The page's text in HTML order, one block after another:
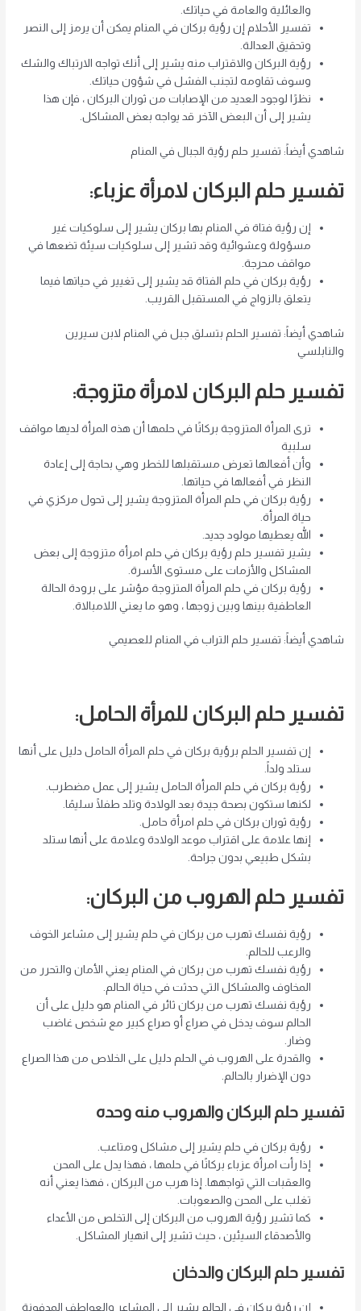
والعائلية والعامة في حياتك.
تفسير الأحلام إن رؤية بركان في المنام يمكن أن يرمز إلى النصر
وتحقيق العدالة.
رؤية البركان والاقتراب منه يشير إلى أنك تواجه الارتباك والشك
وسوف تقاومه لتجنب الفشل في شؤون حياتك.
نظرًا لوجود العديد من الإصابات من ثوران البركان ، فإن هذا
يشير إلى أن البعض الآخر قد يواجه بعض المشاكل.
شاهدي أيضاً: تفسير حلم رؤية الجبال في المنام
تفسير حلم البركان لامرأة عزباء:
إن رؤية فتاة في المنام بها بركان يشير إلى سلوكيات غير
مسؤولة وعشوائية وقد تشير إلى سلوكيات سيئة تضعها في
مواقف محرجة.
رؤية بركان في حلم الفتاة قد يشير إلى تغيير في حياتها فيما
يتعلق بالزواج في المستقبل القريب.
شاهدي أيضاً: تفسير الحلم بتسلق جبل في المنام لابن سيرين
والنابلسي
تفسير حلم البركان لامرأة متزوجة:
ترى المرأة المتزوجة بركانًا في حلمها أن هذه المرأة لديها مواقف
سلبية
وأن أفعالها تعرض مستقبلها للخطر وهي بحاجة إلى إعادة
النظر في أفعالها في حياتها.
رؤية بركان في حلم المرأة المتزوجة يشير إلى تحول مركزي في
حياة المرأة.
الله يعطيها مولود جديد.
يشير تفسير حلم رؤية بركان في حلم امرأة متزوجة إلى بعض
المشاكل والأزمات على مستوى الأسرة.
رؤية بركان في حلم المرأة المتزوجة مؤشر على برودة الحالة
العاطفية بينها وبين زوجها ، وهو ما يعني اللامبالاة.
شاهدي أيضاً: تفسير حلم التراب في المنام للعصيمي
تفسير حلم البركان للمرأة الحامل:
إن تفسير الحلم برؤية بركان في حلم المرأة الحامل دليل على أنها
ستلد ولداً.
رؤية بركان في حلم المرأة الحامل يشير إلى عمل مضطرب.
لكنها ستكون بصحة جيدة بعد الولادة وتلد طفلًا سليمًا.
رؤية ثوران بركان في حلم امرأة حامل.
إنها علامة على اقتراب موعد الولادة وعلامة على أنها ستلد
بشكل طبيعي بدون جراحة.
تفسير حلم الهروب من البركان:
رؤية نفسك تهرب من بركان في حلم يشير إلى مشاعر الخوف
والرعب للحالم.
رؤية نفسك تهرب من بركان في المنام يعني الأمان والتحرر من
المخاوف والمشاكل التي حدثت في حياة الحالم.
رؤية نفسك تهرب من بركان ثائر في المنام هو دليل على أن
الحالم سوف يدخل في صراع أو صراع كبير مع شخص غاضب
وضار.
والقدرة على الهروب في الحلم دليل على الخلاص من هذا الصراع
دون الإضرار بالحالم.
تفسير حلم البركان والهروب منه وحده
رؤية بركان في حلم يشير إلى مشاكل ومتاعب.
إذا رأت امرأة عزباء بركانًا في حلمها ، فهذا يدل على المحن
والعقبات التي تواجهها. إذا هرب من البركان ، فهذا يعني أنه
تغلب على المحن والصعوبات.
كما تشير رؤية الهروب من البركان إلى التخلص من الأعداء
والأصدقاء السيئين ، حيث تشير إلى انهيار المشاكل.
تفسير حلم البركان والدخان
إن رؤية بركان في الحالم يشير إلى المشاعر والعواطف المدفونة